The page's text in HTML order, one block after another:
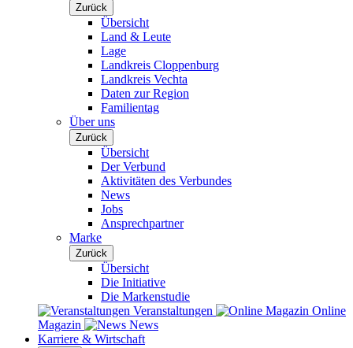
Zurück
Übersicht
Land & Leute
Lage
Landkreis Cloppenburg
Landkreis Vechta
Daten zur Region
Familientag
Über uns
Zurück
Übersicht
Der Verbund
Aktivitäten des Verbundes
News
Jobs
Ansprechpartner
Marke
Zurück
Übersicht
Die Initiative
Die Markenstudie
Veranstaltungen
Online
Magazin
News
Karriere & Wirtschaft